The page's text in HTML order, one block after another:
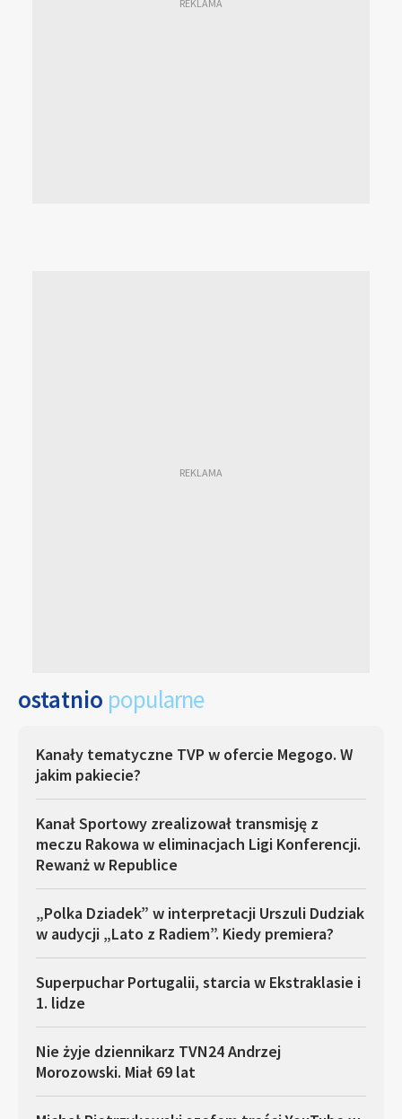
ostatnio popularne
Kanały tematyczne TVP w ofercie Megogo. W
jakim pakiecie?
Kanał Sportowy zrealizował transmisję z
meczu Rakowa w eliminacjach Ligi Konferencji.
Rewanż w Republice
„Polka Dziadek” w interpretacji Urszuli Dudziak
w audycji „Lato z Radiem”. Kiedy premiera?
Superpuchar Portugalii, starcia w Ekstraklasie i
1. lidze
Nie żyje dziennikarz TVN24 Andrzej
Morozowski. Miał 69 lat